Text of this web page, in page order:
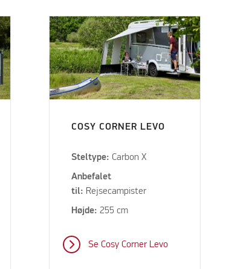
COSY CORNER LEVO
Steltype: Carbon X
Anbefalet
til: Rejsecampister
Højde: 255 cm
Se Cosy Corner Levo